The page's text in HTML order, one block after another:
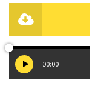
00:00